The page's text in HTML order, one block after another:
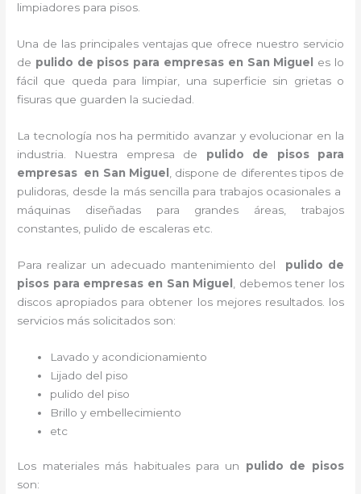
limpiadores para pisos.
Una de las principales ventajas que ofrece nuestro servicio
de pulido de pisos para empresas en San Miguel es lo
fácil que queda para limpiar, una superficie sin grietas o
fisuras que guarden la suciedad.
La tecnología nos ha permitido avanzar y evolucionar en la
industria. Nuestra empresa de pulido de pisos para
empresas en San Miguel
, dispone de diferentes tipos de
pulidoras, desde la más sencilla para trabajos ocasionales a
máquinas diseñadas para grandes áreas, trabajos
constantes, pulido de escaleras etc.
Para realizar un adecuado mantenimiento del pulido de
pisos para empresas en San Miguel
, debemos tener los
discos apropiados para obtener los mejores resultados. los
servicios más solicitados son:
Lavado y acondicionamiento
Lijado del piso
pulido del piso
Brillo y embellecimiento
etc
Los materiales más habituales para un pulido de pisos
son: